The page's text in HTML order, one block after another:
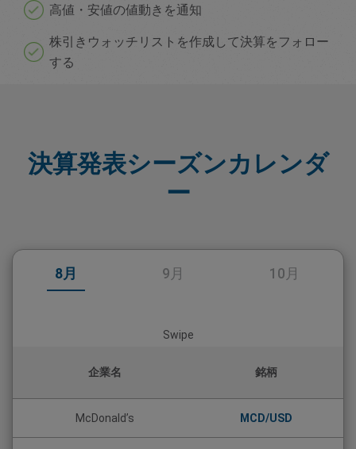
高値・安値の値動きを通知
株引きウォッチリストを作成して決算をフォロー
する
決算発表シーズンカレンダ
ー
8月 9月 10月
Swipe
企業名 銘柄
McDonald’s MCD/USD